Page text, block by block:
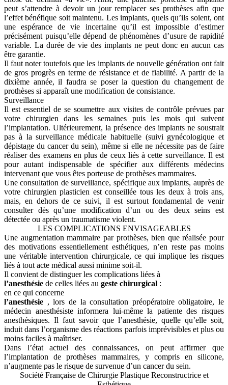
peut s’attendre à devoir un jour remplacer ses prothèses afin que
l’effet bénéfique soit maintenu. Les implants, quels qu’ils soient, ont
une espérance de vie incertaine qu’il est impossible d’estimer
précisément puisqu’elle dépend de phénomènes d’usure de rapidité
variable. La durée de vie des implants ne peut donc en aucun cas
être garantie.
Il faut noter toutefois que les implants de nouvelle génération ont fait
de gros progrès en terme de résistance et de fiabilité. A partir de la
dixième année, il faudra se poser la question du changement de
prothèses si apparaît une modification de consistance.
Surveillance
Il est essentiel de se soumettre aux visites de contrôle prévues par
votre chirurgien dans les semaines puis les mois qui suivent
l’implantation. Ultérieurement, la présence des implants ne soustrait
pas à la surveillance médicale habituelle (suivi gynécologique et
dépistage du cancer du sein), même si elle ne nécessite pas de faire
réaliser des examens en plus de ceux liés à cette surveillance. Il est
pour autant indispensable de spécifier aux différents médecins
intervenant que vous êtes porteuse de prothèses mammaires.
Une consultation de surveillance, spécifique aux implants, auprès de
votre chirurgien plasticien est conseillée tous les deux à trois ans,
mais, en dehors de ce suivi, il est surtout fondamental de venir
consulter dès qu’une modification d’un ou des deux seins est
détectée ou après un traumatisme violent.
LES COMPLICATIONS ENVISAGEABLES
Une augmentation mammaire par prothèses, bien que réalisée pour
des motivations essentiellement esthétiques, n’en reste pas moins
une véritable intervention chirurgicale, ce qui implique les risques
liés à tout acte médical aussi minime soit-il.
Il convient de distinguer les complications liées à
l’anesthésie de celles liées au geste chirurgical :
en ce qui concerne
l’anesthésie , lors de la consultation préopératoire obligatoire, le
médecin anesthésiste informera lui-même la patiente des risques
anesthésiques. Il faut savoir que l’anesthésie, quelle qu’elle soit,
induit dans l’organisme des réactions parfois imprévisibles et plus ou
moins faciles à maîtriser.
Dans l’état actuel des connaissances, on peut affirmer que
l’implantation de prothèses mammaires, y compris en silicone,
n’augmente pas le risque de survenue d’un cancer du sein.
Société Française de Chirurgie Plastique Reconstructrice et